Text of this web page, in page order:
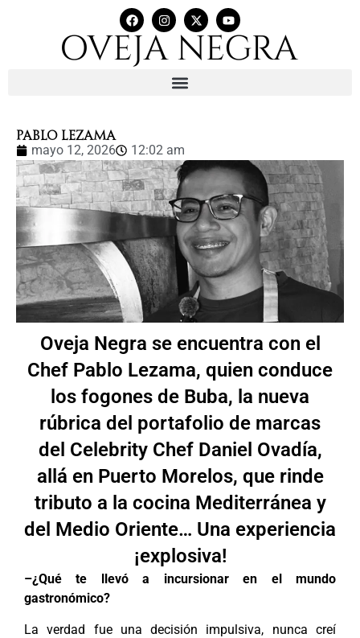
PABLO LEZAMA
mayo 12, 2026 12:02 am
Oveja Negra se encuentra con el
Chef Pablo Lezama, quien conduce
los fogones de Buba, la nueva
rúbrica del portafolio de marcas
del Celebrity Chef Daniel Ovadía,
allá en Puerto Morelos, que rinde
tributo a la cocina Mediterránea y
del Medio Oriente… Una experiencia
¡explosiva!
–¿Qué te llevó a incursionar en el mundo
gastronómico?
La verdad fue una decisión impulsiva, nunca creí